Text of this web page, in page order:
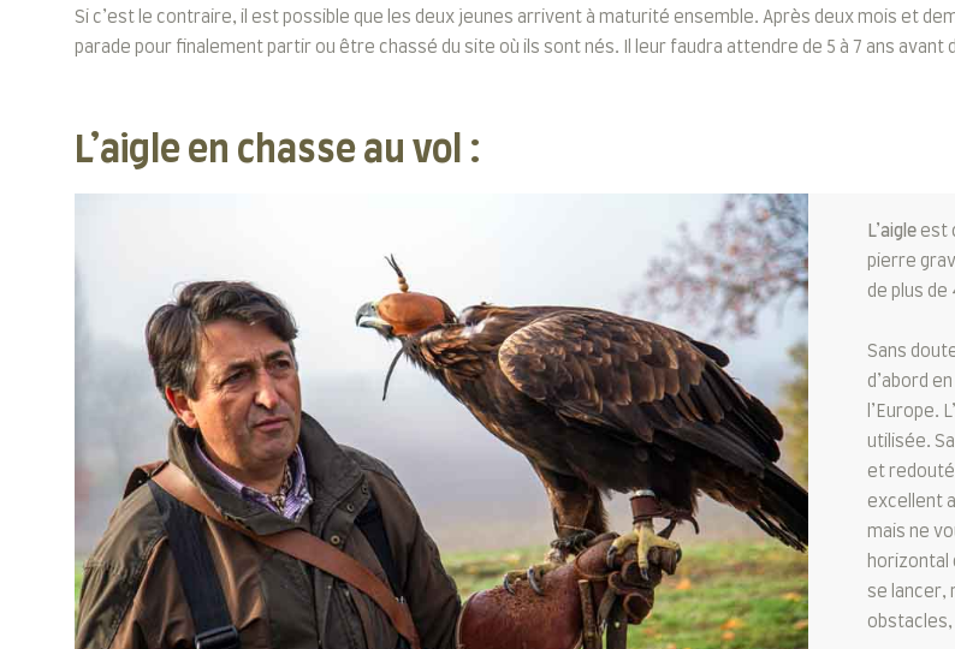
Si c’est le contraire, il est possible que les deux jeunes arrivent à maturité ensemble. Après deux mois et
parade pour finalement partir ou être chassé du site où ils sont nés. Il leur faudra attendre de 5 à 7 ans
L’aigle en chasse au vol :
L’aigleest
pierre
de plus de
Sans
d’abord
l’Europe.
utilisée.
et
excellent
mais ne
horizontal
se lancer,